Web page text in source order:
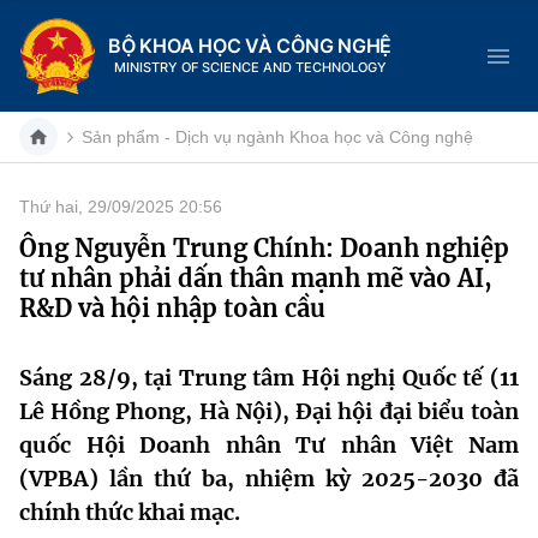
BỘ KHOA HỌC VÀ CÔNG NGHỆ
MINISTRY OF SCIENCE AND TECHNOLOGY
Danh mục
Trang chủ
Chức năng nhiệm vụ
Cơ cấu tổ chức
Lịch sử phát triển
Tin tức sự kiện
Khoa học và Công nghệ
Đổi mới sáng tạo
Dịch vụ công
Hệ thống văn bản
Sản phẩm - Dịch vụ ngành Khoa học và Công nghệ
Thứ hai, 29/09/2025 20:56
Ông Nguyễn Trung Chính: Doanh nghiệp
tư nhân phải dấn thân mạnh mẽ vào AI,
R&D và hội nhập toàn cầu
Sáng 28/9, tại Trung tâm Hội nghị Quốc tế (11
Lê Hồng Phong, Hà Nội), Đại hội đại biểu toàn
quốc Hội Doanh nhân Tư nhân Việt Nam
(VPBA) lần thứ ba, nhiệm kỳ 2025-2030 đã
chính thức khai mạc.